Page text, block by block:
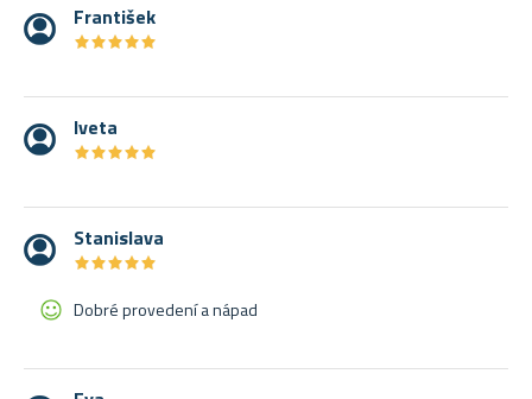
František
★★★★★
★★★★★
Iveta
★★★★★
★★★★★
Stanislava
★★★★★
★★★★★
Dobré provedení a nápad